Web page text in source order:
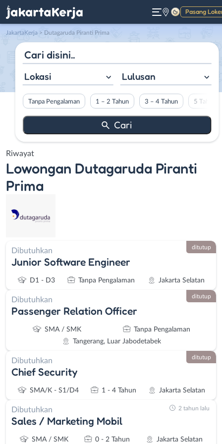
Pasang
Gelap
JakartaKerja > Dutagaruda Piranti Prima
Lokasi Lulusan
Tanpa Pengalaman 1 – 2 Tahun 3 – 4 Tahun 5 Tahun
Riwayat
Lowongan Dutagaruda Piranti
Prima
Dibutuhkan
Junior Software Engineer
D1 - D3 Tanpa Pengalaman Jakarta Selatan
ditutup
Dibutuhkan
Passenger Relation Officer
SMA / SMK
Tanpa Pengalaman
Tangerang, Luar Jabodetabek
ditutup
Dibutuhkan
Chief Security
SMA/K - S1/D4 1 - 4 Tahun Jakarta Selatan
ditutup
Dibutuhkan
Sales / Marketing Mobil
SMA / SMK 0 - 2 Tahun Jakarta Selatan
2 tahun lalu